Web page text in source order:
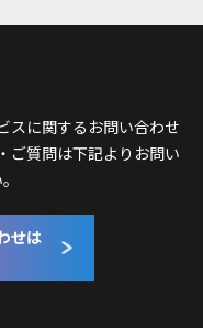
スに関するお問い合わせ
ご質問は下記よりお問い
せは